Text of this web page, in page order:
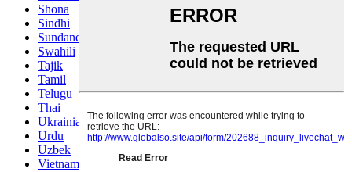
Shona
Sindhi
Sundanese
Swahili
Tajik
Tamil
Telugu
Thai
Ukrainian
Urdu
Uzbek
Vietnamese